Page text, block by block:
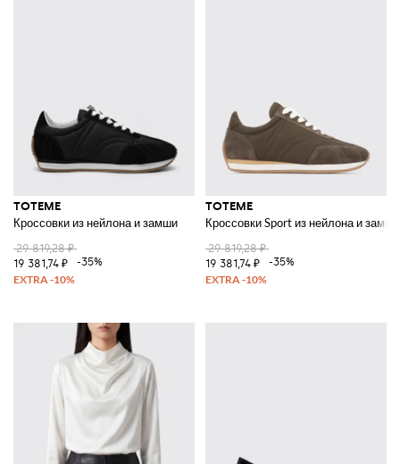
TOTEME
Кроссовки из нейлона и замши
29 819,28 ₽
19 381,74 ₽
-35%
TOTEME
Кроссовки Sport из нейлона и замши
29 819,28 ₽
19 381,74 ₽
-35%